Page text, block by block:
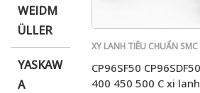
WEIDM
ÜLLER
YASKAW
A
XY LANH TIÊU CHUẨN SMC
CP96SF50 CP96SDF50-225 250 300 350
400 450 500 C xi lanh